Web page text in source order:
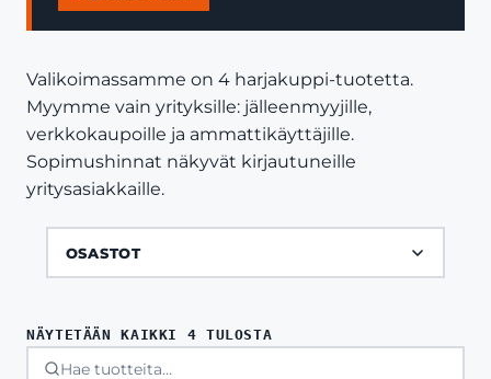
Valikoimassamme on 4 harjakuppi-tuotetta.
Myymme vain yrityksille: jälleenmyyjille,
verkkokaupoille ja ammattikäyttäjille.
Sopimushinnat näkyvät kirjautuneille
yritysasiakkaille.
OSASTOT
NÄYTETÄÄN KAIKKI 4 TULOSTASORTED